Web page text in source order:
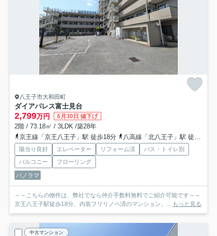
八王子市大和田町
ダイアパレス富士見台
2,799万円 6月30日 値下げ
2階 / 73.18㎡ / 3LDK /築28年
京王線「京王八王子」駅 徒歩18分
八高線「北八王子」駅 徒歩18分
陽当り良好 エレベーター リフォーム済
バス・トイレ別
バルコニー
フローリング
パノラマ
～～こちらの物件は、弊社でなら仲介手数料無料でご紹介可能です～～
京王八王子駅徒歩18分、内装フリリノベ済のマンション。... もっと見る
中古マンション